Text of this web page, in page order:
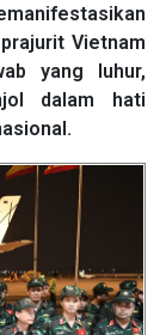
Vietnam
yang luhur,
dalam hati